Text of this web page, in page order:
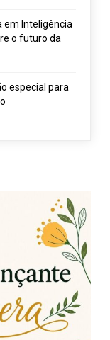
em Inteligência
o futuro da
especial para